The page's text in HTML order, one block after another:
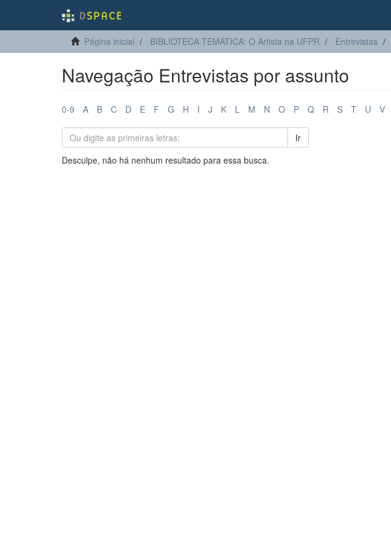
Página inicial BIBLIOTECA TEMÁTICA: O Artista na UFPR Entrevistas
Navegação Entrevistas por assunto
0-9 A B C D E F G H I J K L M N O P Q R S T U V
Ir
Desculpe, não há nenhum resultado para essa busca.